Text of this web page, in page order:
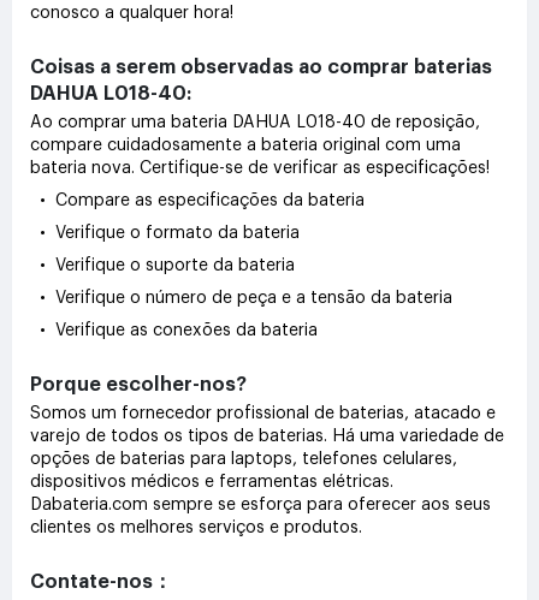
conosco a qualquer hora!
Coisas a serem observadas ao comprar baterias
DAHUA L018-40:
Ao comprar uma bateria DAHUA L018-40 de reposição,
compare cuidadosamente a bateria original com uma
bateria nova. Certifique-se de verificar as especificações!
• Compare as especificações da bateria
• Verifique o formato da bateria
• Verifique o suporte da bateria
• Verifique o número de peça e a tensão da bateria
• Verifique as conexões da bateria
Porque escolher-nos?
Somos um fornecedor profissional de baterias, atacado e
varejo de todos os tipos de baterias. Há uma variedade de
opções de baterias para laptops, telefones celulares,
dispositivos médicos e ferramentas elétricas.
Dabateria.com sempre se esforça para oferecer aos seus
clientes os melhores serviços e produtos.
Contate-nos：